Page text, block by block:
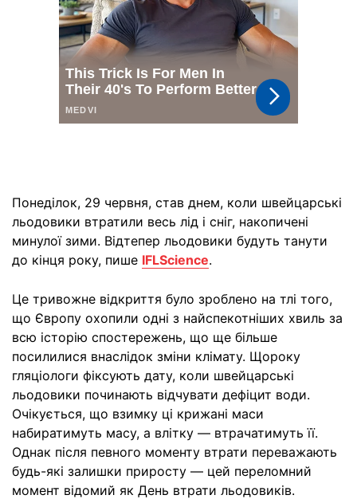
Понеділок, 29 червня, став днем, коли швейцарські
льодовики втратили весь лід і сніг, накопичені
минулої зими. Відтепер льодовики будуть танути
до кінця року, пише IFLScience.
Це тривожне відкриття було зроблено на тлі того,
що Європу охопили одні з найспекотніших хвиль за
всю історію спостережень, що ще більше
посилилися внаслідок зміни клімату. Щороку
гляціологи фіксують дату, коли швейцарські
льодовики починають відчувати дефіцит води.
Очікується, що взимку ці крижані маси
набиратимуть масу, а влітку — втрачатимуть її.
Однак після певного моменту втрати переважають
будь-які залишки приросту — цей переломний
момент відомий як День втрати льодовиків.